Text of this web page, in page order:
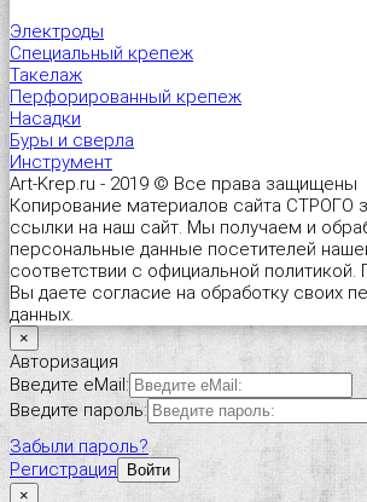
Электроды
Специальный крепеж
Такелаж
Перфорированный крепеж
Насадки
Буры и сверла
Инструмент
Art-Krep.ru - 2019 © Все права защищены
Копирование материалов сайта СТРОГО
ссылки на наш сайт. Мы получаем и
персональные данные посетителей
соответствии с официальной
Вы даете согласие на обработку своих
данных.
×
Авторизация
Введите eMail:
Введите пароль:
Забыли пароль?
Регистрация
Войти
×